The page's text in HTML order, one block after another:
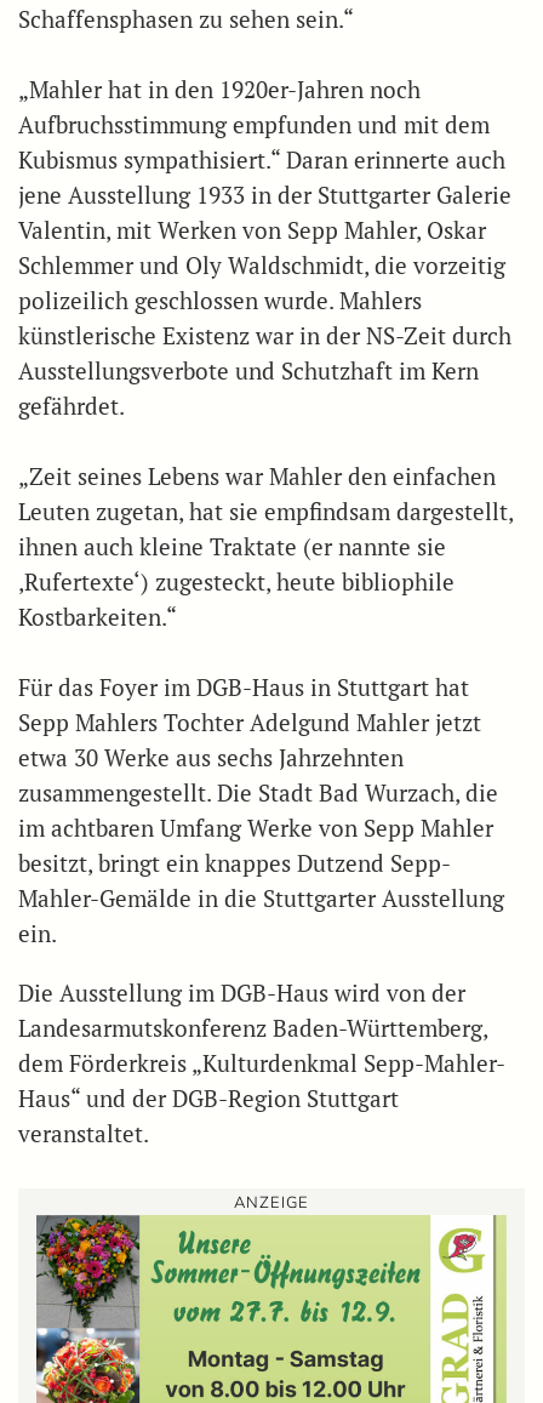
Schaffensphasen zu sehen sein.“
„Mahler hat in den 1920er-Jahren noch
Aufbruchsstimmung empfunden und mit dem
Kubismus sympathisiert.“ Daran erinnerte auch
jene Ausstellung 1933 in der Stuttgarter Galerie
Valentin, mit Werken von Sepp Mahler, Oskar
Schlemmer und Oly Waldschmidt, die vorzeitig
polizeilich geschlossen wurde. Mahlers
künstlerische Existenz war in der NS-Zeit durch
Ausstellungsverbote und Schutzhaft im Kern
gefährdet.
„Zeit seines Lebens war Mahler den einfachen
Leuten zugetan, hat sie empfindsam dargestellt,
ihnen auch kleine Traktate (er nannte sie
,Rufertexte‘) zugesteckt, heute bibliophile
Kostbarkeiten.“
Für das Foyer im DGB-Haus in Stuttgart hat
Sepp Mahlers Tochter Adelgund Mahler jetzt
etwa 30 Werke aus sechs Jahrzehnten
zusammengestellt. Die Stadt Bad Wurzach, die
im achtbaren Umfang Werke von Sepp Mahler
besitzt, bringt ein knappes Dutzend Sepp-
Mahler-Gemälde in die Stuttgarter Ausstellung
ein.
Die Ausstellung im DGB-Haus wird von der
Landesarmutskonferenz Baden-Württemberg,
dem Förderkreis „Kulturdenkmal Sepp-Mahler-
Haus“ und der DGB-Region Stuttgart
veranstaltet.
ANZEIGE